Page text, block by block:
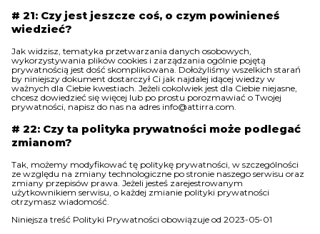
# 21: Czy jest jeszcze coś, o czym powinieneś
wiedzieć?
Jak widzisz, tematyka przetwarzania danych osobowych,
wykorzystywania plików cookies i zarządzania ogólnie pojętą
prywatnością jest dość skomplikowana. Dołożyliśmy wszelkich starań
by niniejszy dokument dostarczył Ci jak najdalej idącej wiedzy w
ważnych dla Ciebie kwestiach. Jeżeli cokolwiek jest dla Ciebie niejasne,
chcesz dowiedzieć się więcej lub po prostu porozmawiać o Twojej
prywatności, napisz do nas na adres info@attirra.com.
# 22: Czy ta polityka prywatności może podlegać
zmianom?
Tak, możemy modyfikować tę politykę prywatności, w szczególności
ze względu na zmiany technologiczne po stronie naszego serwisu oraz
zmiany przepisów prawa. Jeżeli jesteś zarejestrowanym
użytkownikiem serwisu, o każdej zmianie polityki prywatności
otrzymasz wiadomość.
Niniejsza treść Polityki Prywatności obowiązuje od 2023-05-01